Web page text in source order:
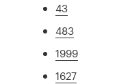
43
483
1999
1627